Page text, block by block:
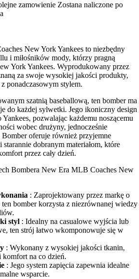
zamowienie Zostana naliczone po
New York Yankees to niezbędny
i miłośników mody, którzy pragną
York Yankees. Wyprodukowany przez
za swoje wysokiej jakości produkty,
ponadczasowym stylem.
szatnią baseballową, ten bomber ma
do każdej sylwetki. Jego ikoniczny design
pozwalając każdemu noszącemu
wobec drużyny, jednocześnie
Bomber oferuje również przyjemne
dobranym materiałom, które
przez cały dzień.
Bombera New Era MLB Coaches New
: Zaprojektowany przez markę o
bomber korzysta z niezrównanej wiedzy
styl : Idealny na casualowe wyjścia lub
ten strój łatwo wkomponowuje się w
: Wykonany z wysokiej jakości tkanin,
komfort na co dzień.
: Jego system zapięcia zapewnia idealne
wsparcie.